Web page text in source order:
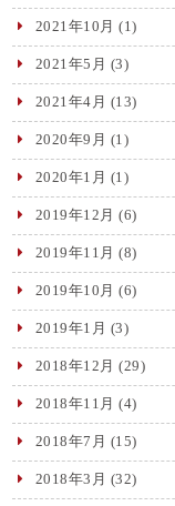
2021年10月 (1)
2021年5月 (3)
2021年4月 (13)
2020年9月 (1)
2020年1月 (1)
2019年12月 (6)
2019年11月 (8)
2019年10月 (6)
2019年1月 (3)
2018年12月 (29)
2018年11月 (4)
2018年7月 (15)
2018年3月 (32)